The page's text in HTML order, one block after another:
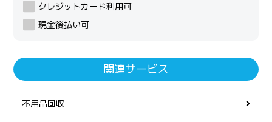
クレジットカード利用可
現金後払い可
関連サービス
不用品回収